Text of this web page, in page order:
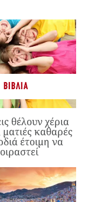
ΒΙΒΛΊΑ
θέλουν χέρια
καθαρές
έτοιμη να